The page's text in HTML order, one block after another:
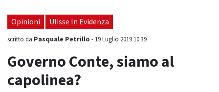
consiliare: “Serve chiarezza!”"
Opinioni Ulisse In Evidenza
scritto da Pasquale Petrillo - 19 Luglio 2019 10:39
Governo Conte, siamo al
capolinea?